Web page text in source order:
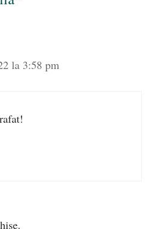
la 3:58 pm